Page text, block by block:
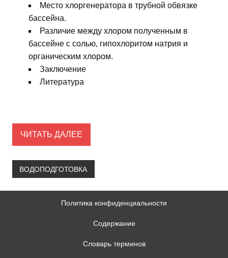
Место хлоргенератора в трубной обвязке
бассейна.
Различие между хлором полученным в
бассейне с солью, гипохлоритом натрия и
органическим хлором.
Заключение
Литература
ЧИТАТЬ ДАЛЕЕ
ВОДОПОДГОТОВКА
Политика конфиденциальности
Содержание
Словарь терминов